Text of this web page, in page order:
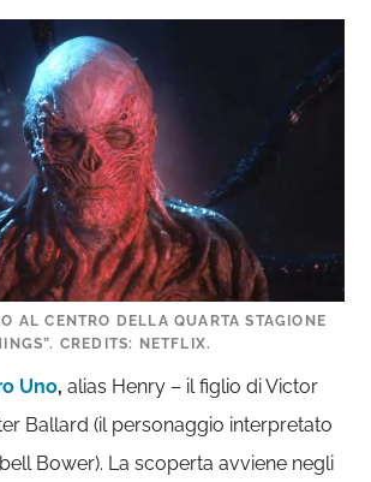
AL CENTRO DELLA QUARTA STAGIONE
CREDITS: NETFLIX.
Uno, alias Henry – il figlio di Victor
Ballard (il personaggio interpretato
Bower). La scoperta avviene negli